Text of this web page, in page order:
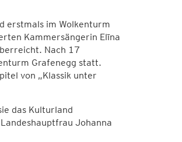
erstmals im Wolkenturm
Kammersängerin Elīna
Nach 17
Grafenegg statt.
von „Klassik unter
das Kulturland
Johanna